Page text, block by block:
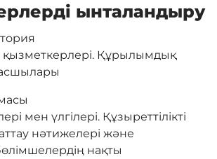
ынталандыру
қызметкерлері. Құрылымдық
мен үлгілері. Құзыреттілікті
нәтижелері және
нақты